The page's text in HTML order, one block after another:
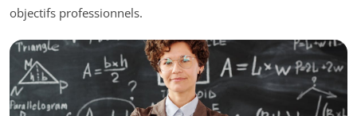
objectifs professionnels.